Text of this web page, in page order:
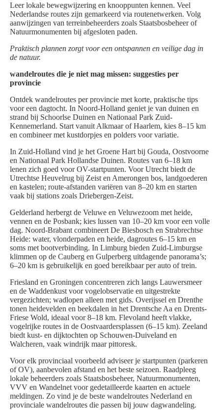
Leer lokale bewegwijzering en knooppunten kennen. Veel
Nederlandse routes zijn gemarkeerd via routenetwerken. Volg
aanwijzingen van terreinbeheerders zoals Staatsbosbeheer of
Natuurmonumenten bij afgesloten paden.
Praktisch plannen zorgt voor een ontspannen en veilige dag in
de natuur.
wandelroutes die je niet mag missen: suggesties per
provincie
Ontdek wandelroutes per provincie met korte, praktische tips
voor een dagtocht. In Noord-Holland geniet je van duinen en
strand bij Schoorlse Duinen en Nationaal Park Zuid-
Kennemerland. Start vanuit Alkmaar of Haarlem, kies 8–15 km
en combineer met kustdorpjes en polders voor variatie.
In Zuid-Holland vind je het Groene Hart bij Gouda, Oostvoorne
en Nationaal Park Hollandse Duinen. Routes van 6–18 km
lenen zich goed voor OV-startpunten. Voor Utrecht biedt de
Utrechtse Heuvelrug bij Zeist en Amerongen bos, landgoederen
en kastelen; route-afstanden variëren van 8–20 km en starten
vaak bij stations zoals Driebergen-Zeist.
Gelderland herbergt de Veluwe en Veluwezoom met heide,
vennen en de Posbank; kies lussen van 10–20 km voor een volle
dag. Noord-Brabant combineert De Biesbosch en Strabrechtse
Heide: water, vlonderpaden en heide, dagroutes 6–15 km en
soms met bootverbinding. In Limburg bieden Zuid-Limburgse
klimmen op de Cauberg en Gulperberg uitdagende panorama’s;
6–20 km is gebruikelijk en goed bereikbaar per auto of trein.
Friesland en Groningen concentreren zich langs Lauwersmeer
en de Waddenkust voor vogelobservatie en uitgestrekte
vergezichten; wadlopen alleen met gids. Overijssel en Drenthe
tonen heidevelden en beekdalen in het Drentsche Aa en Drents-
Friese Wold, ideaal voor 8–18 km. Flevoland heeft vlakke,
vogelrijke routes in de Oostvaardersplassen (6–15 km). Zeeland
biedt kust- en dijktochten op Schouwen-Duiveland en
Walcheren, vaak windrijk maar pittoresk.
Voor elk provinciaal voorbeeld adviseer je startpunten (parkeren
of OV), aanbevolen afstand en het beste seizoen. Raadpleeg
lokale beheerders zoals Staatsbosbeheer, Natuurmonumenten,
VVV en Wandelnet voor gedetailleerde kaarten en actuele
meldingen. Zo vind je de beste wandelroutes Nederland en
provinciale wandelroutes die passen bij jouw dagwandeling.